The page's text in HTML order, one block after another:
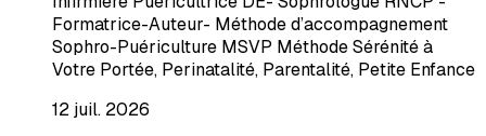
Formatrice-Auteur- Méthode d’accompagnement
Sophro-Puériculture MSVP Méthode Sérénité à
Votre Portée, Perinatalité, Parentalité, Petite Enfance
12 juil. 2026